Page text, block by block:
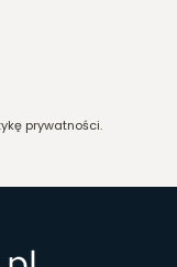
prywatności.